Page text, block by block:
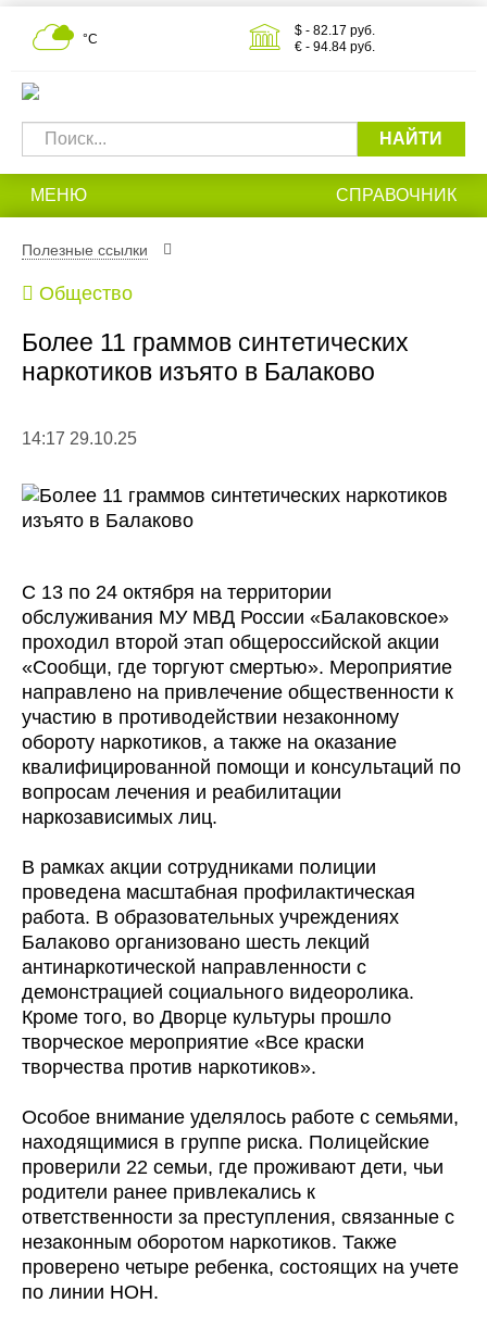
°С
$ - 82.17 руб.
€ - 94.84 руб.
НАЙТИ
МЕНЮ СПРАВОЧНИК
Полезные ссылки
Общество
Более 11 граммов синтетических
наркотиков изъято в Балаково
14:17 29.10.25
С 13 по 24 октября на территории
обслуживания МУ МВД России «Балаковское»
проходил второй этап общероссийской акции
«Сообщи, где торгуют смертью». Мероприятие
направлено на привлечение общественности к
участию в противодействии незаконному
обороту наркотиков, а также на оказание
квалифицированной помощи и консультаций по
вопросам лечения и реабилитации
наркозависимых лиц.
В рамках акции сотрудниками полиции
проведена масштабная профилактическая
работа. В образовательных учреждениях
Балаково организовано шесть лекций
антинаркотической направленности с
демонстрацией социального видеоролика.
Кроме того, во Дворце культуры прошло
творческое мероприятие «Все краски
творчества против наркотиков».
Особое внимание уделялось работе с семьями,
находящимися в группе риска. Полицейские
проверили 22 семьи, где проживают дети, чьи
родители ранее привлекались к
ответственности за преступления, связанные с
незаконным оборотом наркотиков. Также
проверено четыре ребенка, состоящих на учете
по линии НОН.